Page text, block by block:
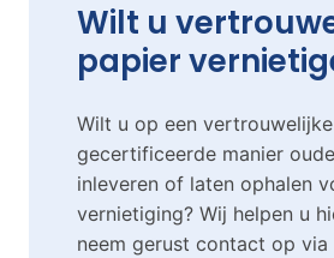
Wilt u
papier
Wilt u op een
gecertificeerde manier
inleveren of laten ophalen
vernietiging? Wij helpen u
neem gerust contact op